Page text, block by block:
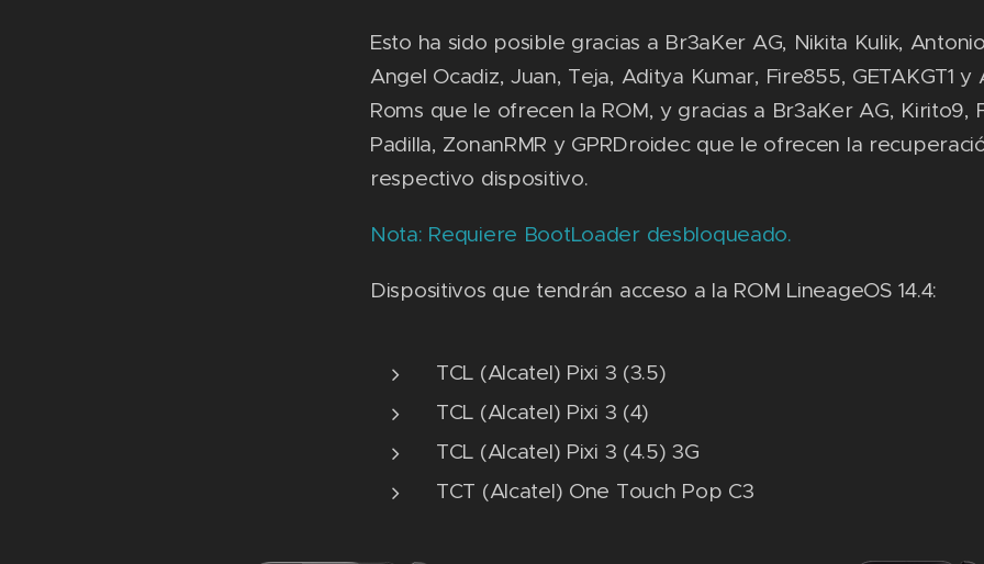
Esto ha sido posible gracias a Br3aKer AG, Nikita Kulik,
Angel Ocadiz, Juan, Teja, Aditya Kumar, Fire855, GETAKGT1 y
Roms que le ofrecen la ROM, y gracias a Br3aKer AG, Kirito9,
Padilla, ZonanRMR y GPRDroidec que le ofrecen la
respectivo dispositivo.
Nota: Requiere BootLoader desbloqueado.
Dispositivos que tendrán acceso a la ROM LineageOS 14.4:
TCL (Alcatel) Pixi 3 (3.5)
TCL (Alcatel) Pixi 3 (4)
TCL (Alcatel) Pixi 3 (4.5) 3G
TCT (Alcatel) One Touch Pop C3